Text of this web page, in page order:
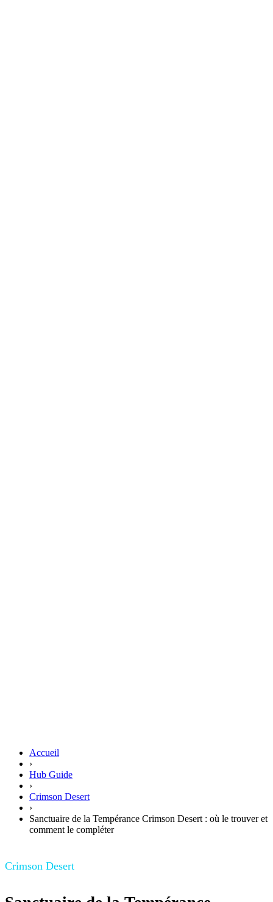
Accueil
›
Hub Guide
›
Crimson Desert
›
Sanctuaire de la Tempérance Crimson Desert : où le trouver et
comment le compléter
Crimson Desert